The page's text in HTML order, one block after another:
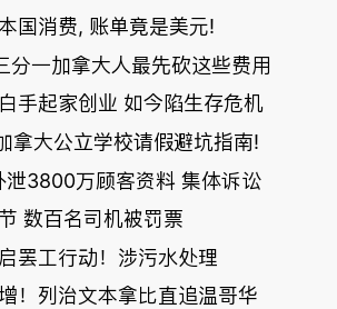
国消费, 账单竟是美元!
分一加拿大人最先砍这些费用
手起家创业 如今陷生存危机
拿大公立学校请假避坑指南!
3800万顾客资料 集体诉讼
数百名司机被罚票
罢工行动！涉污水处理
！列治文本拿比直追温哥华